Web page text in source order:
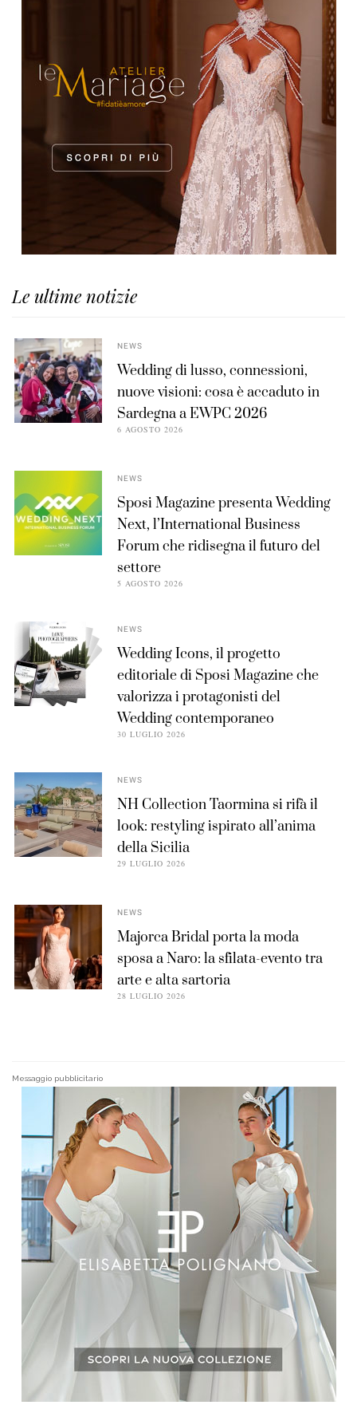
Le ultime notizie
NEWS
Wedding di lusso, connessioni,
nuove visioni: cosa è accaduto in
Sardegna a EWPC 2026
6 AGOSTO 2026
NEWS
Sposi Magazine presenta Wedding
Next, l’International Business
Forum che ridisegna il futuro del
settore
5 AGOSTO 2026
NEWS
Wedding Icons, il progetto
editoriale di Sposi Magazine che
valorizza i protagonisti del
Wedding contemporaneo
30 LUGLIO 2026
NEWS
NH Collection Taormina si rifà il
look: restyling ispirato all’anima
della Sicilia
29 LUGLIO 2026
NEWS
Majorca Bridal porta la moda
sposa a Naro: la sfilata-evento tra
arte e alta sartoria
28 LUGLIO 2026
Messaggio pubblicitario